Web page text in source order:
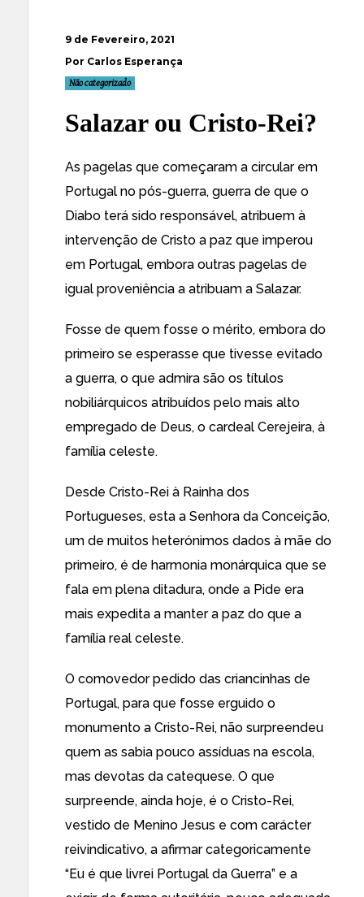
9 de Fevereiro, 2021
Por Carlos Esperança
Não categorizado
Salazar ou Cristo-Rei?
As pagelas que começaram a circular em
Portugal no pós-guerra, guerra de que o
Diabo terá sido responsável, atribuem à
intervenção de Cristo a paz que imperou
em Portugal, embora outras pagelas de
igual proveniência a atribuam a Salazar.
Fosse de quem fosse o mérito, embora do
primeiro se esperasse que tivesse evitado
a guerra, o que admira são os títulos
nobiliárquicos atribuídos pelo mais alto
empregado de Deus, o cardeal Cerejeira, à
família celeste.
Desde Cristo-Rei à Rainha dos
Portugueses, esta a Senhora da Conceição,
um de muitos heterónimos dados à mãe do
primeiro, é de harmonia monárquica que se
fala em plena ditadura, onde a Pide era
mais expedita a manter a paz do que a
família real celeste.
O comovedor pedido das criancinhas de
Portugal, para que fosse erguido o
monumento a Cristo-Rei, não surpreendeu
quem as sabia pouco assíduas na escola,
mas devotas da catequese. O que
surpreende, ainda hoje, é o Cristo-Rei,
vestido de Menino Jesus e com carácter
reivindicativo, a afirmar categoricamente
“Eu é que livrei Portugal da Guerra” e a